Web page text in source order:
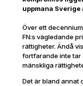
uppmana Sverige
Över ett
FN:s vägledande
rättigheter. Ändå
fortfarande inte tar
mänskliga
Det är bland annat